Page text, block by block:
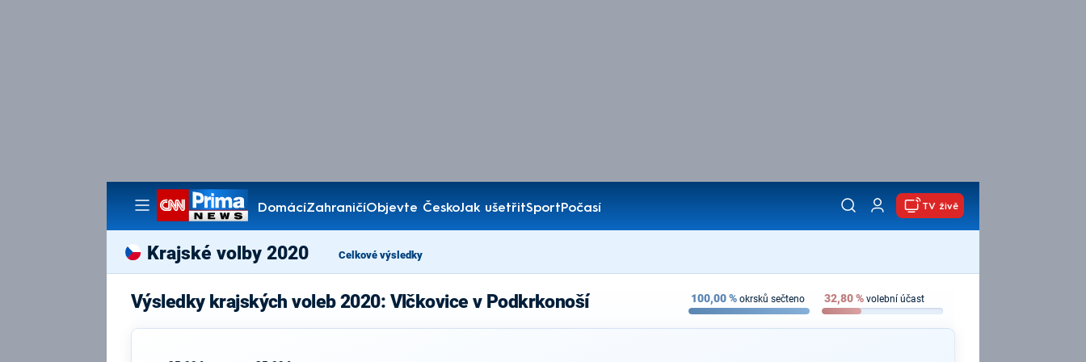
DomácíZahraničíObjevte ČeskoJak ušetřitSportPočasí
Pořady
TV živě
Krajské volby 2020 Celkové výsledky
Výsledky krajských voleb 2020: Vlčkovice v Podkrkonoší 100,00% okrsků sečteno 32,80% volební účast